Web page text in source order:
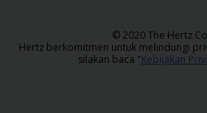
​© 2020 The Hertz
Hertz berkomitmen untuk melindungi
silakan baca "Kebijakan